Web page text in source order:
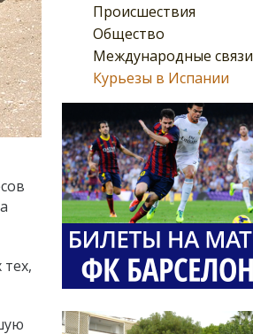
Происшествия
Общество
Международные связи
Курьезы в Испании